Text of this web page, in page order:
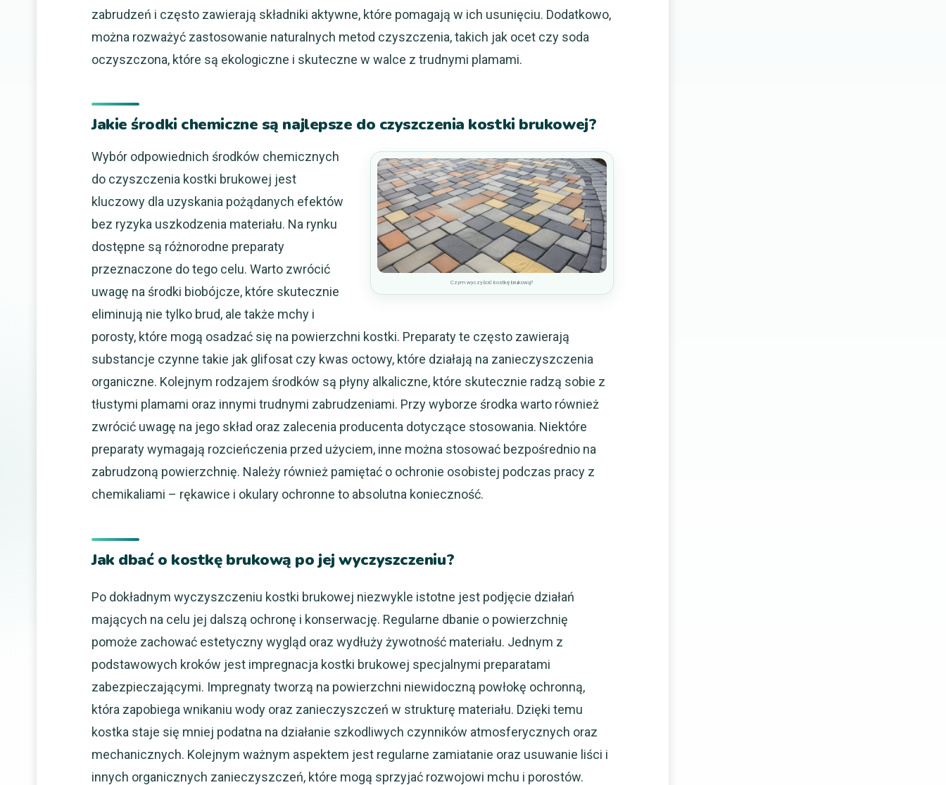
zabrudzeń i często zawierają składniki aktywne, które pomagają w ich usunięciu. Dodatkowo,
można rozważyć zastosowanie naturalnych metod czyszczenia, takich jak ocet czy soda
oczyszczona, które są ekologiczne i skuteczne w walce z trudnymi plamami.
Jakie środki chemiczne są najlepsze do czyszczenia kostki brukowej?
Czym wyczyścić kostkę brukową?
Wybór odpowiednich środków chemicznych
do czyszczenia kostki brukowej jest
kluczowy dla uzyskania pożądanych efektów
bez ryzyka uszkodzenia materiału. Na rynku
dostępne są różnorodne preparaty
przeznaczone do tego celu. Warto zwrócić
uwagę na środki biobójcze, które skutecznie
eliminują nie tylko brud, ale także mchy i
porosty, które mogą osadzać się na powierzchni kostki. Preparaty te często zawierają
substancje czynne takie jak glifosat czy kwas octowy, które działają na zanieczyszczenia
organiczne. Kolejnym rodzajem środków są płyny alkaliczne, które skutecznie radzą sobie z
tłustymi plamami oraz innymi trudnymi zabrudzeniami. Przy wyborze środka warto również
zwrócić uwagę na jego skład oraz zalecenia producenta dotyczące stosowania. Niektóre
preparaty wymagają rozcieńczenia przed użyciem, inne można stosować bezpośrednio na
zabrudzoną powierzchnię. Należy również pamiętać o ochronie osobistej podczas pracy z
chemikaliami – rękawice i okulary ochronne to absolutna konieczność.
Jak dbać o kostkę brukową po jej wyczyszczeniu?
Po dokładnym wyczyszczeniu kostki brukowej niezwykle istotne jest podjęcie działań
mających na celu jej dalszą ochronę i konserwację. Regularne dbanie o powierzchnię
pomoże zachować estetyczny wygląd oraz wydłuży żywotność materiału. Jednym z
podstawowych kroków jest impregnacja kostki brukowej specjalnymi preparatami
zabezpieczającymi. Impregnaty tworzą na powierzchni niewidoczną powłokę ochronną,
która zapobiega wnikaniu wody oraz zanieczyszczeń w strukturę materiału. Dzięki temu
kostka staje się mniej podatna na działanie szkodliwych czynników atmosferycznych oraz
mechanicznych. Kolejnym ważnym aspektem jest regularne zamiatanie oraz usuwanie liści i
innych organicznych zanieczyszczeń, które mogą sprzyjać rozwojowi mchu i porostów.